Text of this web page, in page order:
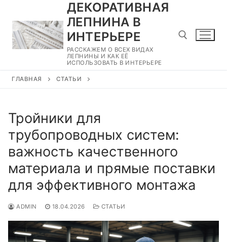
содержимому
ДЕКОРАТИВНАЯ
ЛЕПНИНА В
ИНТЕРЬЕРЕ
РАССКАЖЕМ О ВСЕХ ВИДАХ
ЛЕПНИНЫ И КАК ЕЁ
ИСПОЛЬЗОВАТЬ В ИНТЕРЬЕРЕ
ГЛАВНАЯ СТАТЬИ
Тройники для
трубопроводных систем:
важность качественного
материала и прямые поставки
для эффективного монтажа
ADMIN 18.04.2026 СТАТЬИ